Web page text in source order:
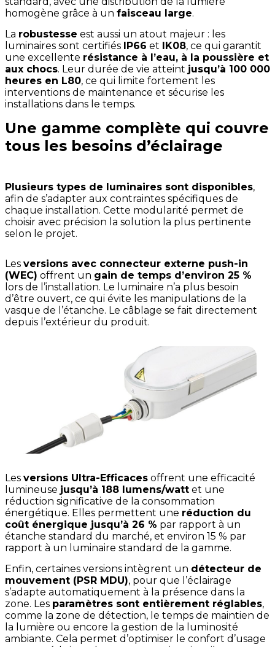
homogène grâce à un faisceau large.
La robustesse est aussi un atout majeur : les
luminaires sont certifiés
IP66 et IK08, ce qui garantit
une excellente résistance à l’eau, à la poussière et
aux chocs. Leur durée de vie atteint jusqu’à 100 000
heures en L80, ce qui limite fortement les
interventions de maintenance et sécurise les
installations dans le temps.
Une gamme complète qui couvre
tous les besoins d’éclairage
Plusieurs types de luminaires sont disponibles,
afin de s’adapter aux contraintes spécifiques de
chaque installation. Cette modularité permet de
choisir avec précision la solution la plus pertinente
selon le projet.
Les versions avec connecteur externe push-in
(WEC) offrent un gain de temps d’environ 25 %
lors de l’installation. Le luminaire n’a plus besoin
d’être ouvert, ce qui évite les manipulations de la
vasque de l’étanche. Le câblage se fait directement
depuis l’extérieur du produit.
Les versions Ultra-Efficaces offrent une efficacité
lumineuse jusqu’à 188 lumens/watt et une
réduction significative de la consommation
énergétique. Elles permettent une réduction du
coût énergique jusqu’à 26 % par rapport à un
étanche standard du marché, et environ 15 % par
rapport à un luminaire standard de la gamme.
Enfin, certaines versions intègrent un détecteur de
mouvement (PSR MDU), pour que l’éclairage
s’adapte automatiquement à la présence dans la
zone. Les paramètres sont entièrement réglables,
comme la zone de détection, le temps de maintien de
la lumière ou encore la gestion de la luminosité
ambiante. Cela permet d’optimiser le confort d’usage